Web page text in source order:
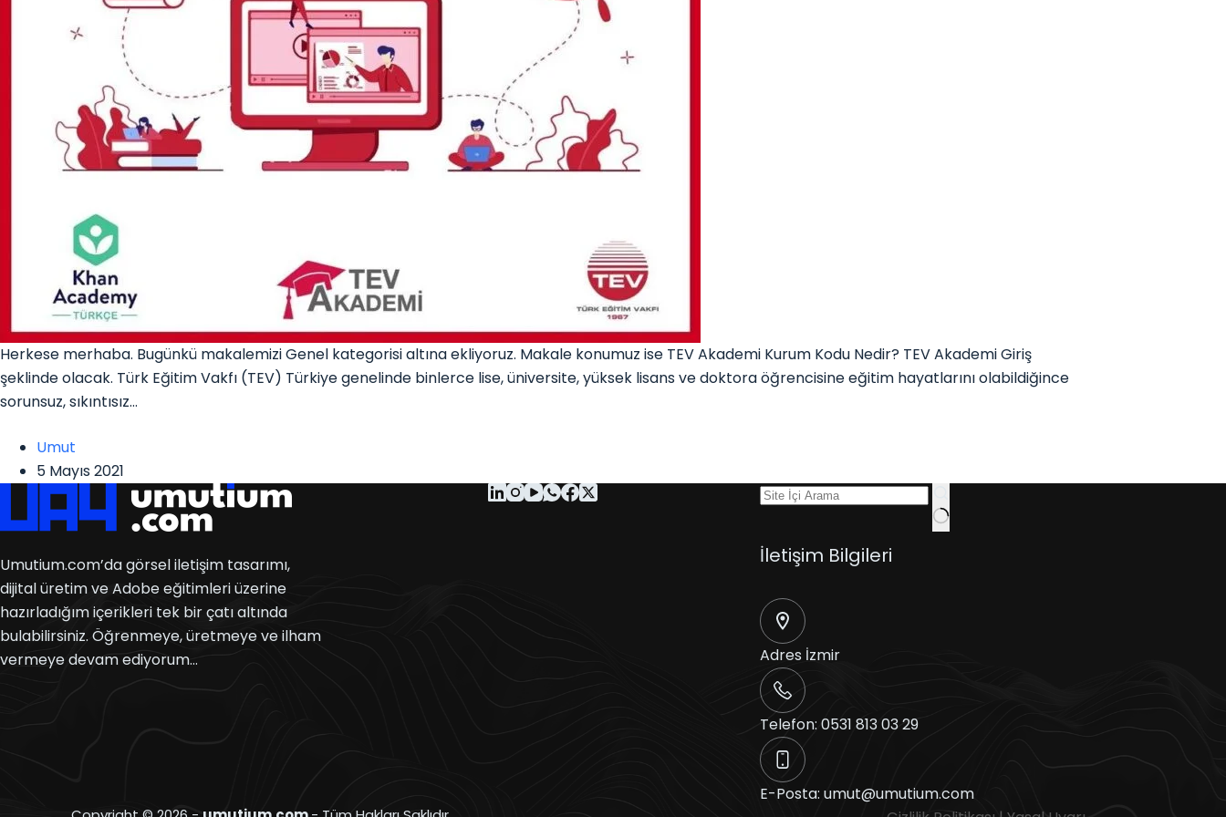
Herkese merhaba. Bugünkü makalemizi Genel kategorisi altına ekliyoruz. Makale konumuz ise TEV Akademi Kurum Kodu Nedir? TEV Akademi Giriş
şeklinde olacak. Türk Eğitim Vakfı (TEV) Türkiye genelinde binlerce lise, üniversite, yüksek lisans ve doktora öğrencisine eğitim hayatlarını olabildiğince
sorunsuz, sıkıntısız…
Umut
5 Mayıs 2021
Umutium.com’da görsel iletişim tasarımı,
dijital üretim ve Adobe eğitimleri üzerine
hazırladığım içerikleri tek bir çatı altında
bulabilirsiniz. Öğrenmeye, üretmeye ve ilham
vermeye devam ediyorum…
İletişim Bilgileri
Adres İzmir
Telefon:0531 813 03 29
E-Posta:umut@umutium.com